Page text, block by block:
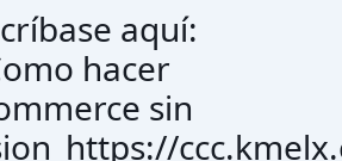
aquí:
hacer
sin
https://